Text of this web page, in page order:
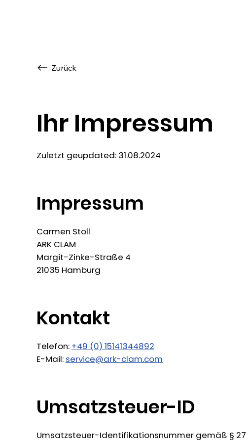
Zurück
Ihr Impressum
Zuletzt geupdated: 31.08.2024
Impressum
Carmen Stoll
ARK CLAM
Margit-Zinke-Straße 4
21035 Hamburg
Kontakt
Telefon: +49 (0) 15141344892
E-Mail: service@ark-clam.com
Umsatzsteuer-ID
Umsatzsteuer-Identifikationsnummer gemäß §